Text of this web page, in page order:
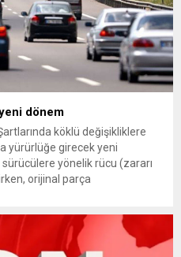
dönem
köklü değişikliklere
yürürlüğe girecek yeni
yönelik rücu (zararı
orijinal parça
ilgili kurumlarca...